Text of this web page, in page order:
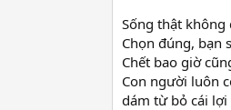
Sống thật không
Chọn đúng, bạn
Chết bao giờ
Con người luôn
dám từ bỏ cái